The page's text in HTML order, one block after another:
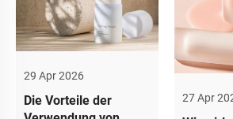
29 Apr 2026
Die Vorteile der
27 Apr